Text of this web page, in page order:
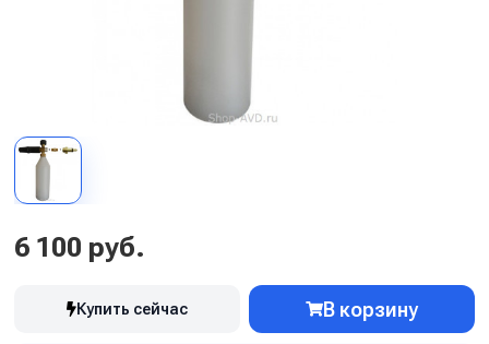
6 100 руб.
Купить сейчас В корзину